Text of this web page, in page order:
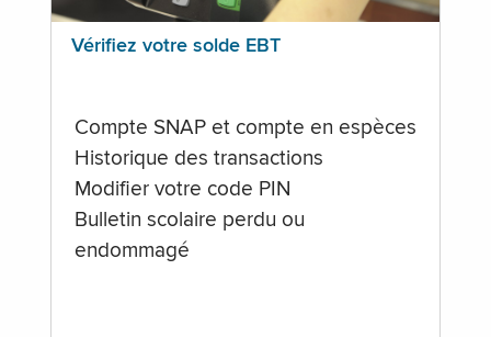
Vérifiez votre solde EBT
Compte SNAP et compte en espèces
Historique des transactions
Modifier votre code PIN
Bulletin scolaire perdu ou
endommagé